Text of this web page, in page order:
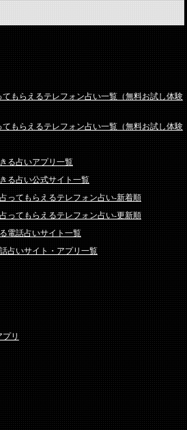
もらえるテレフォン占い一覧（無料お試し体験
もらえるテレフォン占い一覧（無料お試し体験
る占いアプリ一覧
る占い公式サイト一覧
ってもらえるテレフォン占い-新着順
ってもらえるテレフォン占い-更新順
電話占いサイト一覧
占いサイト・アプリ一覧
リ